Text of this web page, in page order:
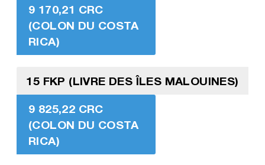
9 170,21 CRC
(COLON DU COSTA
RICA)
15 FKP (LIVRE DES ÎLES MALOUINES)
9 825,22 CRC
(COLON DU COSTA
RICA)